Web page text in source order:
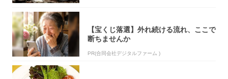
【宝くじ落選】外れ続ける流れ、ここで
断ちませんか
PR(合同会社デジタルファーム )